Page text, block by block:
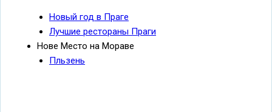
Новый год в Праге
Лучшие рестораны Праги
Нове Место на Мораве
Пльзень